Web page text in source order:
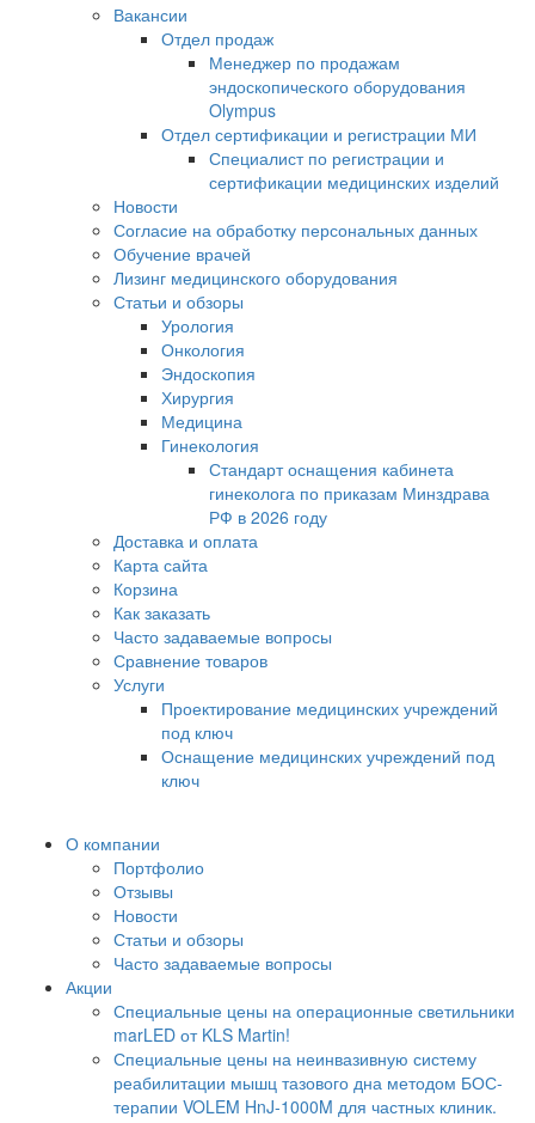
Вакансии
Отдел продаж
Менеджер по продажам
эндоскопического оборудования
Olympus
Отдел сертификации и регистрации МИ
Специалист по регистрации и
сертификации медицинских изделий
Новости
Согласие на обработку персональных данных
Обучение врачей
Лизинг медицинского оборудования
Статьи и обзоры
Урология
Онкология
Эндоскопия
Хирургия
Медицина
Гинекология
Стандарт оснащения кабинета
гинеколога по приказам Минздрава
РФ в 2026 году
Доставка и оплата
Карта сайта
Корзина
Как заказать
Часто задаваемые вопросы
Сравнение товаров
Услуги
Проектирование медицинских учреждений
под ключ
Оснащение медицинских учреждений под
ключ
О компании
Портфолио
Отзывы
Новости
Статьи и обзоры
Часто задаваемые вопросы
Акции
Специальные цены на операционные светильники
marLED от KLS Martin!
Специальные цены на неинвазивную систему
реабилитации мышц тазового дна методом БОС-
терапии VOLEM HnJ-1000M для частных клиник.